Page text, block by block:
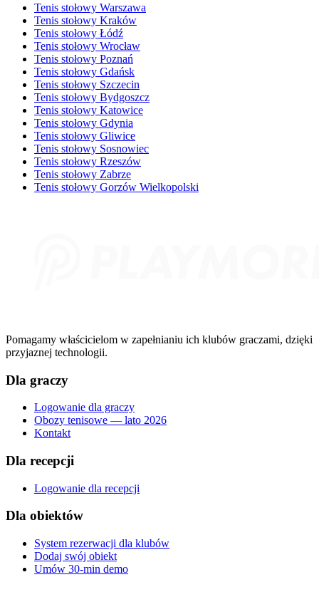
Tenis stołowy Warszawa
Tenis stołowy Kraków
Tenis stołowy Łódź
Tenis stołowy Wrocław
Tenis stołowy Poznań
Tenis stołowy Gdańsk
Tenis stołowy Szczecin
Tenis stołowy Bydgoszcz
Tenis stołowy Katowice
Tenis stołowy Gdynia
Tenis stołowy Gliwice
Tenis stołowy Sosnowiec
Tenis stołowy Rzeszów
Tenis stołowy Zabrze
Tenis stołowy Gorzów Wielkopolski
Pomagamy właścicielom w zapełnianiu ich klubów graczami, dzięki
przyjaznej technologii.
Dla graczy
Logowanie dla graczy
Obozy tenisowe — lato 2026
Kontakt
Dla recepcji
Logowanie dla recepcji
Dla obiektów
System rezerwacji dla klubów
Dodaj swój obiekt
Umów 30-min demo